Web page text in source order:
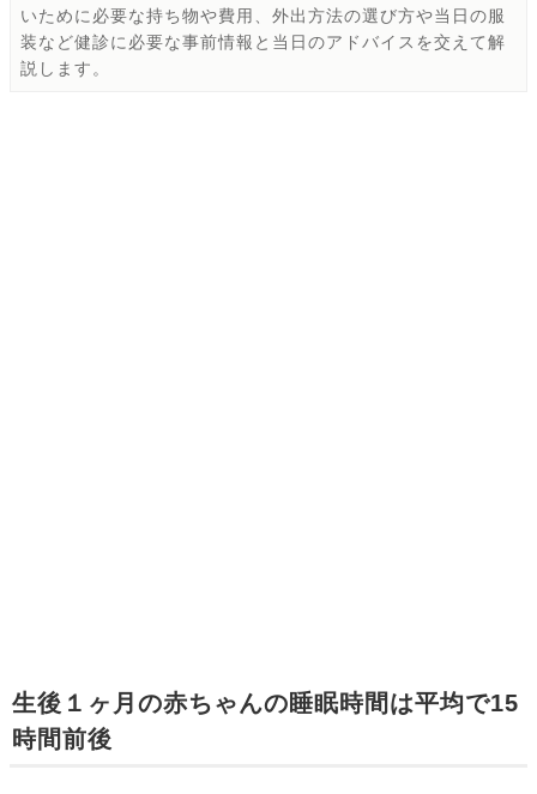
いために必要な持ち物や費用、外出方法の選び方や当日の服
装など健診に必要な事前情報と当日のアドバイスを交えて解
説します。
生後１ヶ月の赤ちゃんの睡眠時間は平均で15
時間前後